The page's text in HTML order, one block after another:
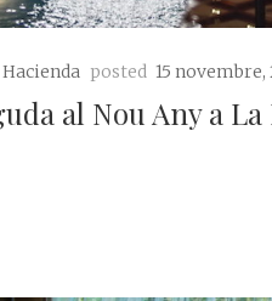
Hacienda posted 15 novembre,
al Nou Any a La